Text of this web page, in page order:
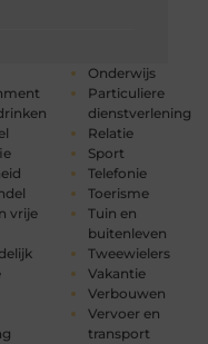
vrije
Onderwijs
Particuliere
dienstverlening
Relatie
Sport
Telefonie
Toerisme
Tuin en
buitenleven
Tweewielers
Vakantie
Verbouwen
Vervoer en
transport